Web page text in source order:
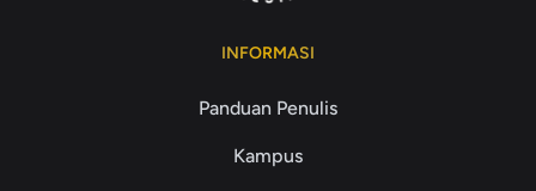
INFORMASI
Panduan Penulis
Kampus